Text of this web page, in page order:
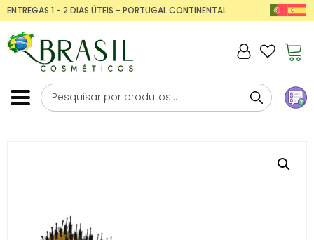
ENTREGAS 1 - 2 DIAS ÚTEIS - PORTUGAL CONTINENTAL